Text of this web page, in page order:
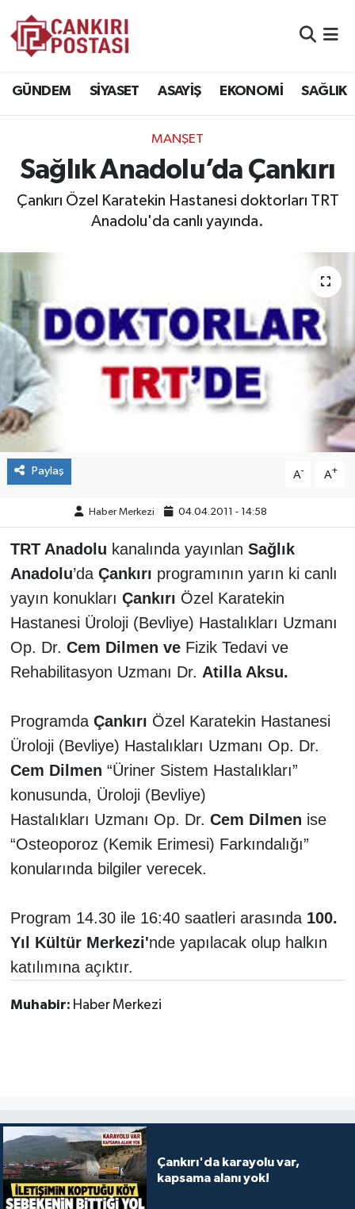
GÜNDEM SİYASET ASAYİŞ EKONOMİ SAĞLIK
MANŞET
Sağlık Anadolu’da Çankırı
Çankırı Özel Karatekin Hastanesi doktorları TRT
Anadolu'da canlı yayında.
Paylaş A- A+
Haber Merkezi 04.04.2011 - 14:58
TRT Anadolu kanalında yayınlan Sağlık
Anadolu’da Çankırı programının yarın ki canlı
yayın konukları Çankırı Özel Karatekin
Hastanesi Üroloji (Bevliye) Hastalıkları Uzmanı
Op. Dr. Cem Dilmen ve Fizik Tedavi ve
Rehabilitasyon Uzmanı Dr. Atilla Aksu.
Programda Çankırı Özel Karatekin Hastanesi
Üroloji (Bevliye) Hastalıkları Uzmanı Op. Dr.
Cem Dilmen “Üriner Sistem Hastalıkları”
konusunda, Üroloji (Bevliye)
Hastalıkları Uzmanı Op. Dr. Cem Dilmen ise
“Osteoporoz (Kemik Erimesi) Farkındalığı”
konularında bilgiler verecek.
Program 14.30 ile 16:40 saatleri arasında 100.
Yıl Kültür Merkezi'nde yapılacak olup halkın
katılımına açıktır.
Muhabir: Haber Merkezi
Çankırı'da karayolu var,
kapsama alanı yok!
EKONOMİ
SAĞLIK
EĞİTİM
YAŞAM
ÇEVRE
RESMİ İLANLAR
KÜLTÜR
TURİZM
MAGAZİN
VEFAT
BİLİM&TEKNOLOJİ
TÜRKİYE
DÜNYA
Trafik Durumu
Süper Lig Puan Durumu ve Fikstür
Son Dakika Haberleri
Haber Arşivi